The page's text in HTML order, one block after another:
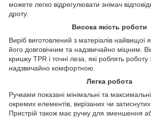
можете легко відрегулювати знімач
дроту.
Висока якість роботи
Виріб виготовлений з матеріалів найвищої
його довговічним та надзвичайно міцним.
кришку TPR і точні леза, які роблять
надзвичайно комфортною.
Легка робота
Ручками показані мінімальні та
окремих елементів, вирізаних чи
Пристрій також має ручку для зменшення